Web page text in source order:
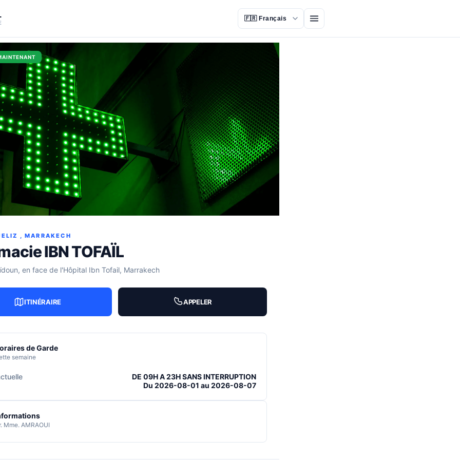
Ouvrir le menu
, MARRAKECH
IBN TOFAÏL
en face de l'Hôpital Ibn Tofail, Marrakech
ITINÉRAIRE APPELER
de Garde
semaine
DE 09H A 23H SANS INTERRUPTION
Du 2026-08-01 au 2026-08-07
Mme. AMRAOUI